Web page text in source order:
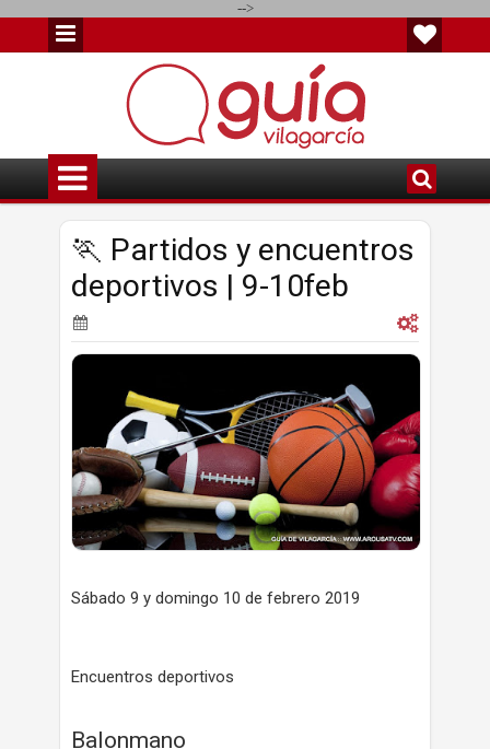
-->
🏃 Partidos y encuentros
deportivos | 9-10feb
Sábado 9 y domingo 10 de febrero 2019
Encuentros deportivos
Balonmano